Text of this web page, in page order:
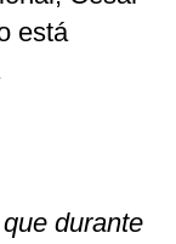
está
durante